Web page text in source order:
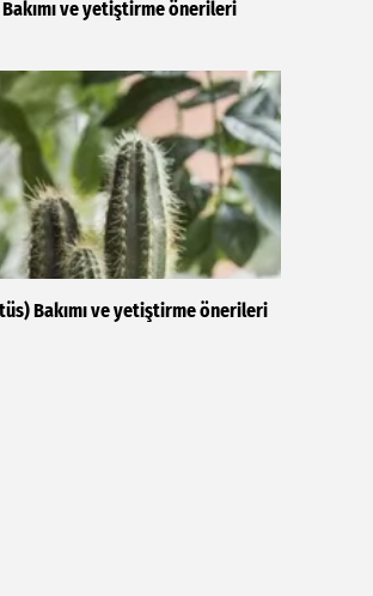
ve yetiştirme önerileri
Bakımı ve yetiştirme önerileri